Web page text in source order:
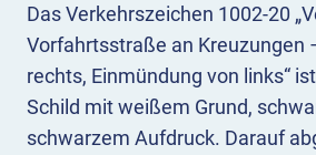
Das Verkehrszeichen 1002-20
Vorfahrtsstraße an Kreuzungen
rechts, Einmündung von links“
Schild mit weißem Grund,
schwarzem Aufdruck. Darauf